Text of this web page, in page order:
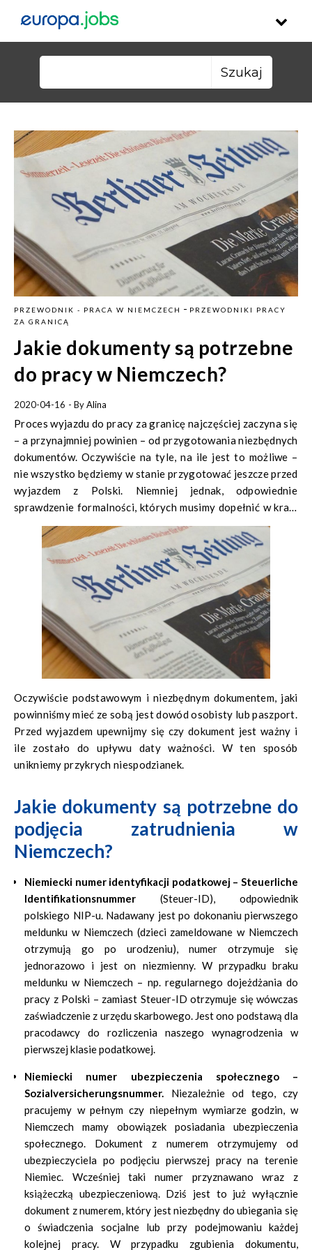
PRZEWODNIK - PRACA W NIEMCZECH - PRZEWODNIKI PRACY
ZA GRANICĄ
Jakie dokumenty są potrzebne
do pracy w Niemczech?
2020-04-16 - ByAlina
Proces wyjazdu do pracy za granicę najczęściej zaczyna się
– a przynajmniej powinien – od przygotowania niezbędnych
dokumentów. Oczywiście na tyle, na ile jest to możliwe –
nie wszystko będziemy w stanie przygotować jeszcze przed
wyjazdem z Polski. Niemniej jednak, odpowiednie
sprawdzenie formalności, których musimy dopełnić w kraju
docelowym, zagwarantuje nam sprawne działanie i pozwoli
uniknąć stresu. W związku z tym, że wciąż topowym
kierunkiem wyjazdowym pozostają Niemcy,
przygotowaliśmy dla Was krótki poradnik –dokumenty
potrzebne do pracy w Niemczech.
Oczywiście podstawowym i niezbędnym dokumentem, jaki
powinniśmy mieć ze sobą jest dowód osobisty lub paszport.
Przed wyjazdem upewnijmy się czy dokument jest ważny i
ile zostało do upływu daty ważności. W ten sposób
unikniemy przykrych niespodzianek.
Jakie dokumenty są potrzebne do
podjęcia zatrudnienia w
Niemczech?
Niemiecki numer identyfikacji podatkowej – Steuerliche
Identifikationsnummer (Steuer-ID), odpowiednik
polskiego NIP-u. Nadawany jest po dokonaniu pierwszego
meldunku w Niemczech (dzieci zameldowane w Niemczech
otrzymują go po urodzeniu), numer otrzymuje się
jednorazowo i jest on niezmienny. W przypadku braku
meldunku w Niemczech – np. regularnego dojeżdżania do
pracy z Polski – zamiast Steuer-ID otrzymuje się wówczas
zaświadczenie z urzędu skarbowego. Jest ono podstawą dla
pracodawcy do rozliczenia naszego wynagrodzenia w
pierwszej klasie podatkowej.
Niemiecki numer ubezpieczenia społecznego –
Sozialversicherungsnummer. Niezależnie od tego, czy
pracujemy w pełnym czy niepełnym wymiarze godzin, w
Niemczech mamy obowiązek posiadania ubezpieczenia
społecznego. Dokument z numerem otrzymujemy od
ubezpieczyciela po podjęciu pierwszej pracy na terenie
Niemiec. Wcześniej taki numer przyznawano wraz z
książeczką ubezpieczeniową. Dziś jest to już wyłącznie
dokument z numerem, który jest niezbędny do ubiegania się
o świadczenia socjalne lub przy podejmowaniu każdej
kolejnej pracy. W przypadku zgubienia dokumentu,